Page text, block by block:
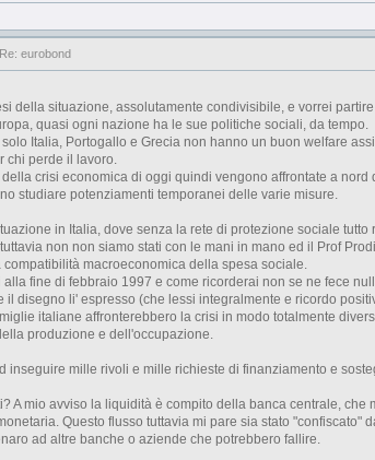
Re: eurobond
della situazione, assolutamente condivisibile, e vorrei
quasi ogni nazione ha le sue politiche sociali, da tempo.
Italia, Portogallo e Grecia non hanno un buon welfare
chi perde il lavoro.
crisi economica di oggi quindi vengono affrontate a
studiare potenziamenti temporanei delle varie misure.
in Italia, dove senza la rete di protezione sociale tutto
non non siamo stati con le mani in mano ed il Prof
macroeconomica della spesa sociale.
alla fine di febbraio 1997 e come ricorderai non se ne fece
il disegno li' espresso (che lessi integralmente e ricordo
italiane affronterebbero la crisi in modo totalmente
produzione e dell'occupazione.
inseguire mille rivoli e mille richieste di finanziamento e
A mio avviso la liquidità è compito della banca centrale,
Questo flusso tuttavia mi pare sia stato
ad altre banche o aziende che potrebbero fallire.